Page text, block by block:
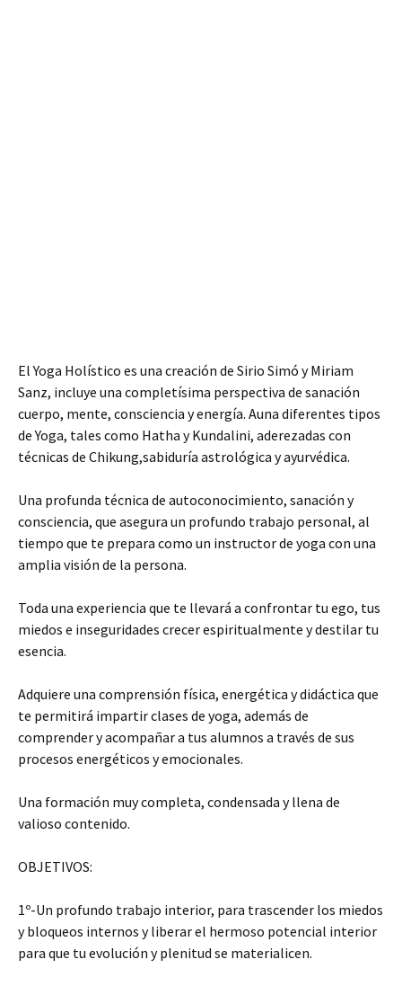
El Yoga Holístico es una creación de Sirio Simó y Miriam
Sanz, incluye una completísima perspectiva de sanación
cuerpo, mente, consciencia y energía. Auna diferentes tipos
de Yoga, tales como Hatha y Kundalini, aderezadas con
técnicas de Chikung,sabiduría astrológica y ayurvédica.
Una profunda técnica de autoconocimiento, sanación y
consciencia, que asegura un profundo trabajo personal, al
tiempo que te prepara como un instructor de yoga con una
amplia visión de la persona.
Toda una experiencia que te llevará a confrontar tu ego, tus
miedos e inseguridades crecer espiritualmente y destilar tu
esencia.
Adquiere una comprensión física, energética y didáctica que
te permitirá impartir clases de yoga, además de
comprender y acompañar a tus alumnos a través de sus
procesos energéticos y emocionales.
Una formación muy completa, condensada y llena de
valioso contenido.
OBJETIVOS:
1º-Un profundo trabajo interior, para trascender los miedos
y bloqueos internos y liberar el hermoso potencial interior
para que tu evolución y plenitud se materialicen.